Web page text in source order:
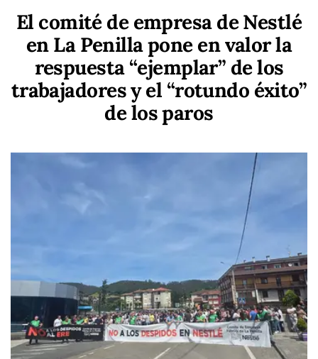
El comité de empresa de Nestlé
en La Penilla pone en valor la
respuesta “ejemplar” de los
trabajadores y el “rotundo éxito”
de los paros